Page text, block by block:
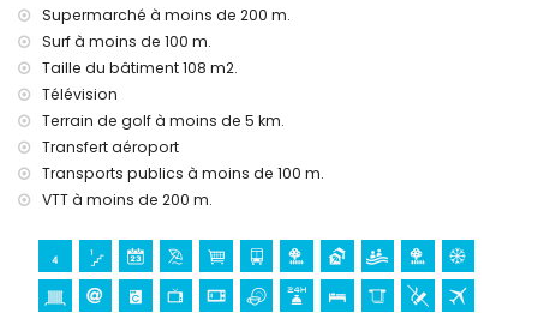
ruine (à moins de 1000 mètres de l'hébergement)
château (Château San Juan de los Terreros), monument
(La Geoda) et site historique (à moins de 5 kilomètres de
l'hébergement)
musée (Aguilas), église (Aguilas) et bâtiment architectural
(à moins de 25 kilomètres de l'hébergement)
Sports
randonnée, VTT, cyclisme, canoë, plongée, snorkeling, surf
golf (Aguilon Golf) (à moins de 5 kilomètres de la maison)
Supermarché à moins de 200 m.
Surf à moins de 100 m.
Taille du bâtiment 108 m2.
Télévision
Terrain de golf à moins de 5 km.
Transfert aéroport
Transports publics à moins de 100 m.
VTT à moins de 200 m.